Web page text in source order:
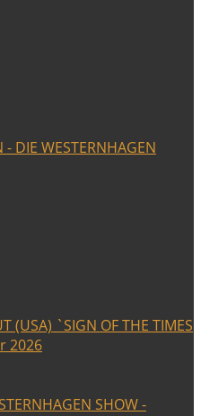
- DIE WESTERNHAGEN
(USA) `SIGN OF THE TIMES
2026
SHOW -